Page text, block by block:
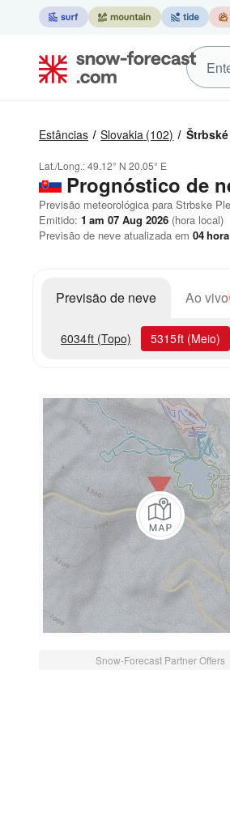
Estâncias Slovakia (102)
Lat./Long.:49.12° N 20.05° E
Prognóstico de
Previsão meteorológica para Strbske
Emitido: 1 am 07 Aug 2026 (hora local)
Previsão de neve atualizada em 04hora
Previsão de neve Ao vivo
6034ft (Topo) 5315ft (Meio)
Snow-Forecast Partner Offers